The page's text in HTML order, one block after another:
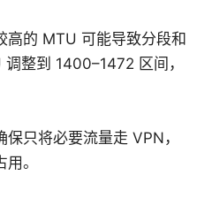
高的 MTU 可能导致分段和
整到 1400–1472 区间，
只将必要流量走 VPN，
。